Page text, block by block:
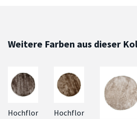
Weitere Farben aus dieser
Hochflor
Hochflor